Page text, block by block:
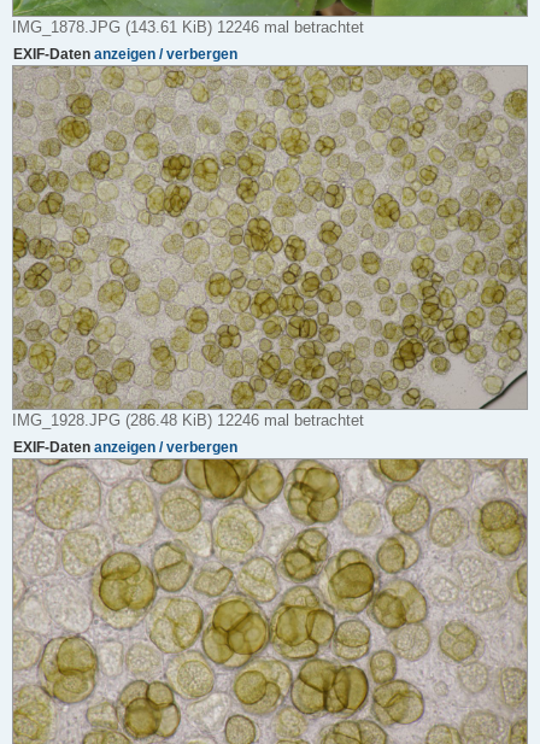
IMG_1878.JPG (143.61 KiB) 12246 mal betrachtet
EXIF-Daten anzeigen / verbergen
IMG_1928.JPG (286.48 KiB) 12246 mal betrachtet
EXIF-Daten anzeigen / verbergen